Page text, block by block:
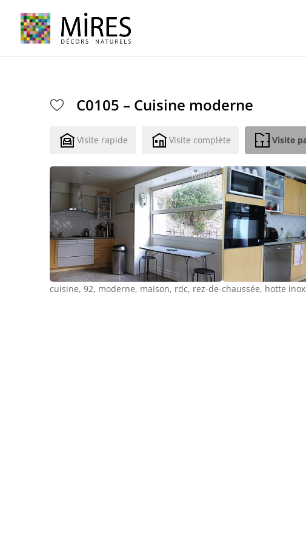
C0105 – Cuisine moderne
Visite rapide Visite complète Visite
cuisine, 92, moderne, maison, rdc, rez-de-chaussée, hotte inox